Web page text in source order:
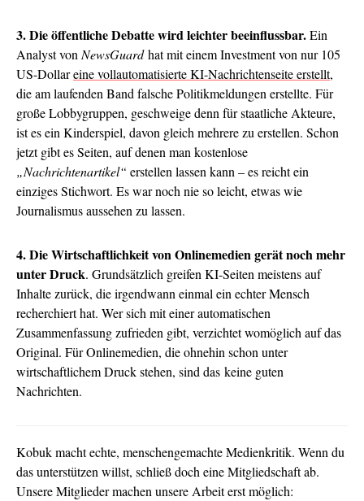
3. Die öffentliche Debatte wird leichter beeinflussbar.Ein
Analyst von NewsGuardhat mit einem Investment von nur 105
US-Dollareine vollautomatisierte KI-Nachrichtenseite erstellt,
die am laufenden Band falsche Politikmeldungen erstellte. Für
große Lobbygruppen, geschweige denn für staatliche Akteure,
ist es ein Kinderspiel, davon gleich mehrere zu erstellen. Schon
jetzt gibt es Seiten, auf denen man kostenlose
„Nachrichtenartikel“ erstellen lassen kann – es reicht ein
einziges Stichwort. Es war noch nie so leicht, etwas wie
Journalismus aussehen zu lassen.
4. Die Wirtschaftlichkeit von Onlinemedien gerät noch mehr
unter Druck. Grundsätzlich greifen KI-Seiten meistens auf
Inhalte zurück, die irgendwann einmal ein echter Mensch
recherchiert hat. Wer sich mit einer automatischen
Zusammenfassung zufrieden gibt, verzichtet womöglich auf das
Original. Für Onlinemedien, die ohnehin schon unter
wirtschaftlichem Druck stehen, sind das keine guten
Nachrichten.
Kobuk macht echte, menschengemachte Medienkritik. Wenn du
das unterstützen willst, schließ doch eine Mitgliedschaft ab.
Unsere Mitglieder machen unsere Arbeit erst möglich: